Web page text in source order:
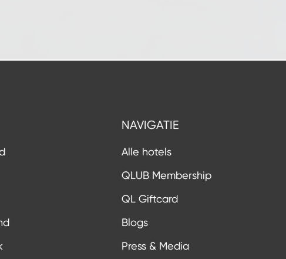
NAVIGATIE
Alle hotels
QLUB Membership
QL Giftcard
Blogs
Press & Media